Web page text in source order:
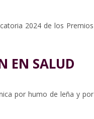
2024 de los Premios
EN SALUD
por humo de leña y por